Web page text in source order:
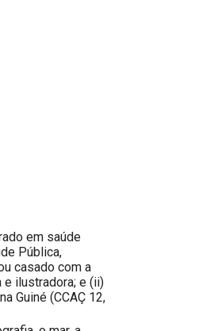
em saúde
Pública,
casado com a
ilustradora; e (ii)
Guiné (CCAÇ 12,